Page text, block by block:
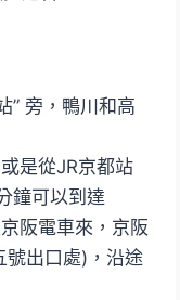
” 旁，鴨川和高
是從JR京都站
鐘可以到達
阪電車來，京阪
號出口處)，沿途